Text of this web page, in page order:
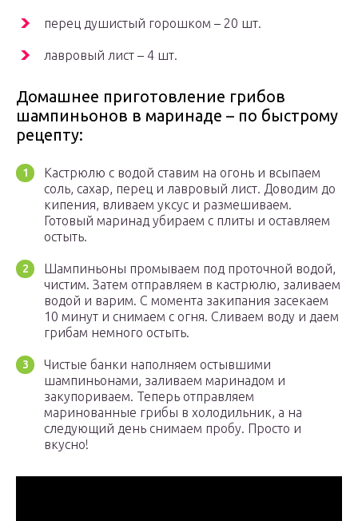
перец душистый горошком – 20 шт.
лавровый лист – 4 шт.
Домашнее приготовление грибов
шампиньонов в маринаде – по быстрому
рецепту:
Кастрюлю с водой ставим на огонь и всыпаем
соль, сахар, перец и лавровый лист. Доводим до
кипения, вливаем уксус и размешиваем.
Готовый маринад убираем с плиты и оставляем
остыть.
Шампиньоны промываем под проточной водой,
чистим. Затем отправляем в кастрюлю, заливаем
водой и варим. С момента закипания засекаем
10 минут и снимаем с огня. Сливаем воду и даем
грибам немного остыть.
Чистые банки наполняем остывшими
шампиньонами, заливаем маринадом и
закупориваем. Теперь отправляем
маринованные грибы в холодильник, а на
следующий день снимаем пробу. Просто и
вкусно!